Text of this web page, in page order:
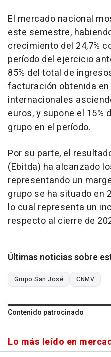
El mercado nacional
este semestre,
crecimiento del 24,7%
período del ejercicio
85% del total de
facturación obtenida
internacionales
euros, y supone el 15%
grupo en el período.
Por su parte, el
(Ebitda) ha alcanzado
representando un
grupo se ha situado en
lo cual representa un
respecto al cierre de
Últimas noticias sobre
Grupo San José CNMV
Contenido patrocinado
Lo más leído en